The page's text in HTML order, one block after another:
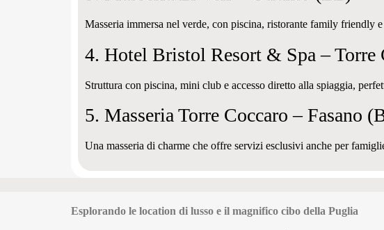
Masseria immersa nel verde, con piscina, ristorante family friendly
4. Hotel Bristol Resort & Spa – Torre
Struttura con piscina, mini club e accesso diretto alla spiaggia,
5. Masseria Torre Coccaro – Fasano
Una masseria di charme che offre servizi esclusivi anche per
Esplorando le location di lusso e il magnifico cibo della Puglia